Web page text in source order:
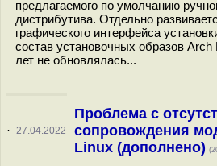
предлагаемого по умолчанию
дистрибутива. Отдельно
графического интерфейса
состав установочных образов
лет не обновлялась...
· 27.04.2022
Проблема с
сопровождения
Linux (дополнено)